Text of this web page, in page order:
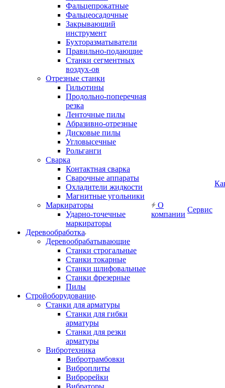
Фальцепрокатные
Фальцеосадочные
Закрывающий
инструмент
Бухторазматыватели
Правильно-подающие
Станки сегментных
воздух-ов
Отрезные станки
Гильотины
Продольно-поперечная
резка
Ленточные пилы
Абразивно-отрезные
Дисковые пилы
Угловысечные
Рольганги
Сварка
Контактная сварка
Сварочные аппараты
Охладители жидкости
Магнитные угольники
Маркираторы
Ударно-точечные
маркираторы
Деревообработка
Деревообрабатывающие
Станки строгальные
Станки токарные
Станки шлифовальные
Станки фрезерные
Пилы
Стройоборудование
Станки для арматуры
Станки для гибки
арматуры
Станки для резки
арматуры
Вибротехника
Вибротрамбовки
Виброплиты
Виброрейки
Вибраторы
О
компании
Сервис